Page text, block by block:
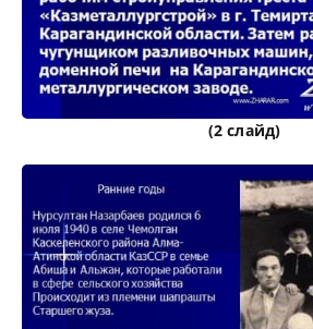
(2 слайд)